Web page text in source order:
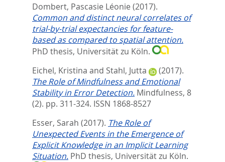
Dombert, Pascasie Léonie (2017).
Common and distinct neural correlates of
trial-by-trial expectancies for feature-
based as compared to spatial attention.
PhD thesis, Universität zu Köln.
Eichel, Kristina and Stahl, Jutta
(2017).
The Role of Mindfulness and Emotional
Stability in Error Detection. Mindfulness, 8
(2). pp. 311-324. ISSN 1868-8527
Esser, Sarah (2017). The Role of
Unexpected Events in the Emergence of
Explicit Knowledge in an Implicit Learning
Situation. PhD thesis, Universität zu Köln.